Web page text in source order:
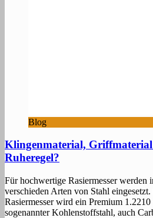
Blog
Klingenmaterial,
Ruheregel?
Für hochwertige Rasiermesser werden
verschieden Arten von Stahl
Rasiermesser wird ein Premium
sogenannter Kohlenstoffstahl, auch